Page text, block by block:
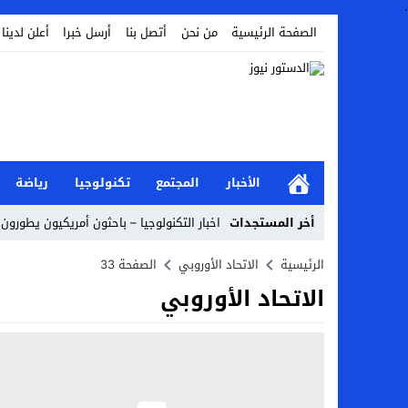
.
الصفحة الرئيسية
من نحن أتصل بنا أرسل خبرا أعلن لدينا
الأخبار المجتمع تكنولوجيا رياضة
أخر المستجدات اخبار التكنولوجيا – باحثون أمريكيون
أخبار الفن – ب الفن – إسعاد يونس: عادل
اراء و اقلام الدستور – بعد ست سنوات من
الرئيسية الاتحاد الأوروبي الصفحة 33
الاتحاد الأوروبي